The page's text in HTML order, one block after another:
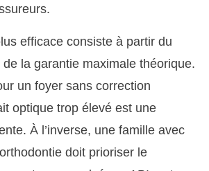
efficace consiste à partir du
la garantie maximale théorique.
un foyer sans correction
optique trop élevé est une
À l’inverse, une famille avec
doit prioriser le